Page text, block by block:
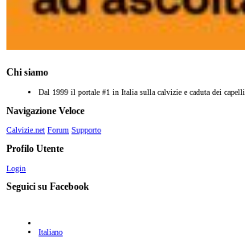
Chi siamo
Dal 1999 il portale #1 in Italia sulla calvizie e caduta dei capelli
Navigazione Veloce
Calvizie.net Forum Supporto
Profilo Utente
Login
Seguici su Facebook
Italiano